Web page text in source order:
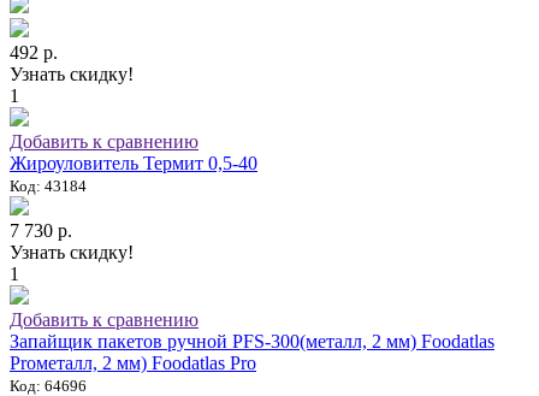
492 р.
Узнать скидку!
1
Добавить к сравнению
Жироуловитель Термит 0,5-40
Код: 43184
7 730 р.
Узнать скидку!
1
Добавить к сравнению
Запайщик пакетов ручной PFS-300(металл, 2 мм) Foodatlas
Proметалл, 2 мм) Foodatlas Pro
Код: 64696